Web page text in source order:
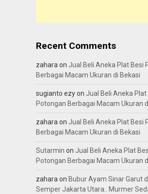
Recent Comments
zaharaon Jual Beli Aneka Plat Besi
Berbagai Macam Ukuran di Bekasi
sugianto ezyon Jual Beli Aneka Plat
Potongan Berbagai Macam Ukuran
zaharaon Jual Beli Aneka Plat Besi
Berbagai Macam Ukuran di Bekasi
Sutarmin on Jual Beli Aneka Plat
Potongan Berbagai Macam Ukuran
zaharaon Bubur Ayam Sinar Garut
Semper Jakarta Utara.. Murmer